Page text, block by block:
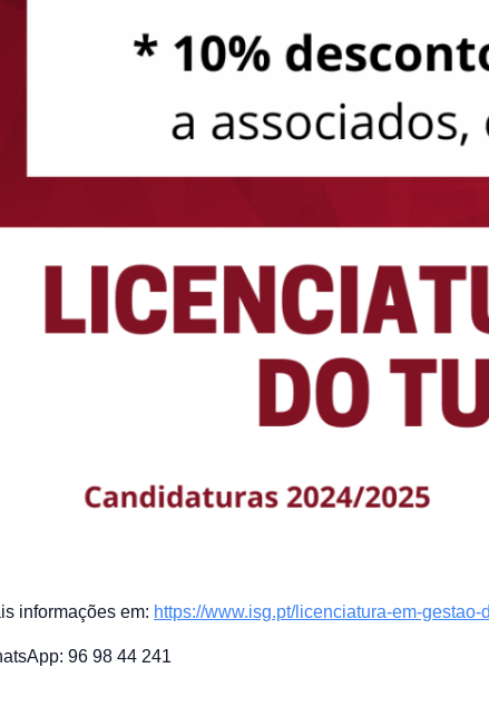
informações em: https://www.isg.pt/licenciatura-em-gestao-
96 98 44 241